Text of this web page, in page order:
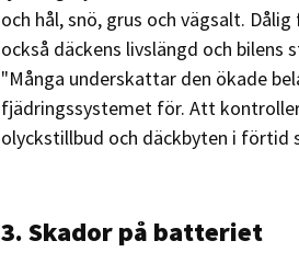
och hål, snö, grus och vägsalt.
också däckens livslängd och bilens
"Många underskattar den ökade
fjädringssystemet för. Att
olyckstillbud och däckbyten i förtid
3. Skador på batteriet